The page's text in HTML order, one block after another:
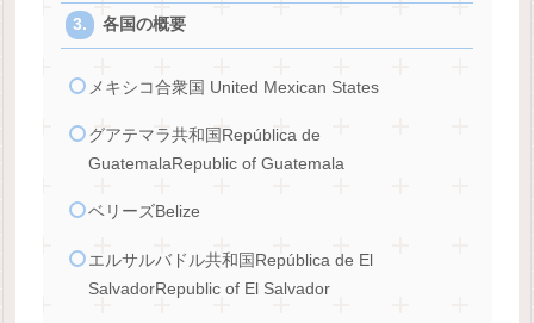
各国の概要
メキシコ合衆国 United Mexican States
グアテマラ共和国República de
GuatemalaRepublic of Guatemala
ベリーズBelize
エルサルバドル共和国República de El
SalvadorRepublic of El Salvador